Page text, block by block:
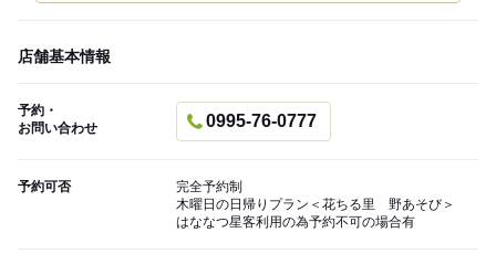
店舗基本情報
予約・
お問い合わせ
0995-76-0777
予約可否
完全予約制
木曜日の日帰りプラン＜花ちる里 野あそび＞
はななつ星客利用の為予約不可の場合有